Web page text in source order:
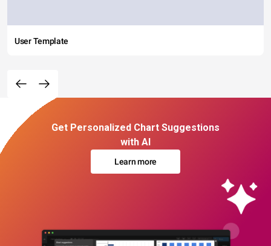
User Template
Get Personalized Chart Suggestions
with AI
Learn more